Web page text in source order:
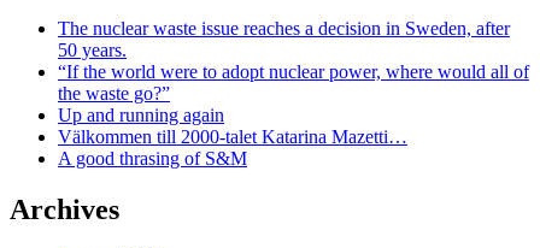
The nuclear waste issue reaches a decision in Sweden, after
50 years.
“If the world were to adopt nuclear power, where would all of
the waste go?”
Up and running again
Välkommen till 2000-talet Katarina Mazetti…
A good thrasing of S&M
Archives